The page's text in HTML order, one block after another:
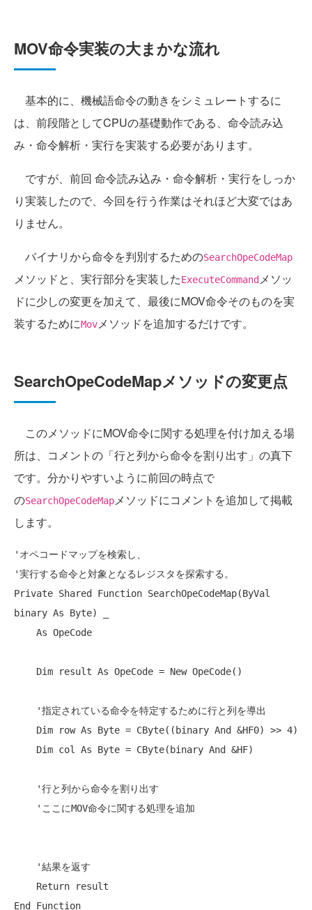
MOV命令実装の大まかな流れ
基本的に、機械語命令の動きをシミュレートするに
は、前段階としてCPUの基礎動作である、命令読み込
み・命令解析・実行を実装する必要があります。
ですが、前回 命令読み込み・命令解析・実行をしっか
り実装したので、今回を行う作業はそれほど大変ではあ
りません。
バイナリから命令を判別するためのSearchOpeCodeMap
メソッドと、実行部分を実装したExecuteCommand メソッ
ドに少しの変更を加えて、最後にMOV命令そのものを実
装するためにMovメソッドを追加するだけです。
SearchOpeCodeMapメソッドの変更点
このメソッドにMOV命令に関する処理を付け加える場
所は、コメントの「行と列から命令を割り出す」の真下
です。分かりやすいように前回の時点で
のSearchOpeCodeMapメソッドにコメントを追加して掲載
します。
'オペコードマップを検索し、
'実行する命令と対象となるレジスタを探索する。
Private Shared Function SearchOpeCodeMap(ByVal
binary As Byte) _
As OpeCode
Dim result As OpeCode = New OpeCode()
'指定されている命令を特定するために行と列を導出
Dim row As Byte = CByte((binary And
&HF0) >> 4)
Dim col As Byte = CByte(binary And &HF)
'行と列から命令を割り出す
'ここにMOV命令に関する処理を追加
'結果を返す
Return
End
Function